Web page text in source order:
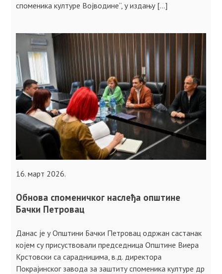
споменика културе Војводине“, у издању […]
16. март 2026.
Обнова споменичког наслеђа општине
Бачки Петровац
Данас је у Општини Бачки Петровац одржан састанак
којем су присуствовали председница Општине Виера
Крстовски са сарадницима, в.д. директора
Покрајинског завода за заштиту споменика културе др